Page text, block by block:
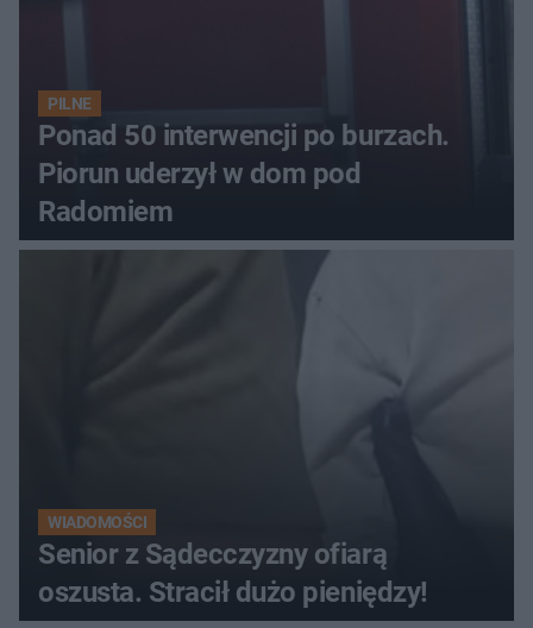
PILNE
Ponad 50 interwencji po burzach.
Piorun uderzył w dom pod
Radomiem
WIADOMOŚCI
Senior z Sądecczyzny ofiarą
oszusta. Stracił dużo pieniędzy!